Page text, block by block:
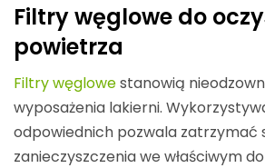
Filtry węglowe do
powietrza
Filtry węglowestanowią
wyposażenia lakierni.
odpowiednich pozwala zatrzymać
zanieczyszczenia we właściwym